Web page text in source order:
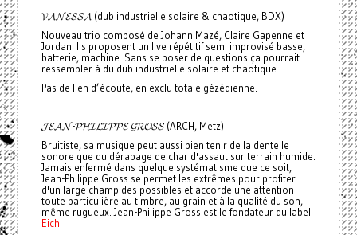
𝓥𝓐𝓝𝓔𝓢𝓢𝓐 (dub industrielle solaire & chaotique, BDX)
Nouveau trio composé de Johann Mazé, Claire Gapenne et
Jordan. Ils proposent un live répétitif semi improvisé basse,
batterie, machine. Sans se poser de questions ça pourrait
ressembler à du dub industrielle solaire et chaotique.
Pas de lien d’écoute, en exclu totale gézédienne.
𝓙𝓔𝓐𝓝-𝓟𝓗𝓘𝓛𝓘𝓟𝓟𝓔 𝓖𝓡𝓞𝓢𝓢 (ARCH, Metz)
Bruitiste, sa musique peut aussi bien tenir de la dentelle
sonore que du dérapage de char d'assaut sur terrain humide.
Jamais enfermé dans quelque systématisme que ce soit,
Jean-Philippe Gross se permet les extrêmes pour profiter
d'un large champ des possibles et accorde une attention
toute particulière au timbre, au grain et à la qualité du son,
même rugueux. Jean-Philippe Gross est le fondateur du label
Eich.